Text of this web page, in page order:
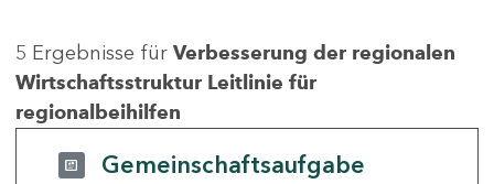
5 Ergebnisse für Verbesserung der regionalen
Wirtschaftsstruktur Leitlinie für
regionalbeihilfen
Gemeinschaftsaufgabe